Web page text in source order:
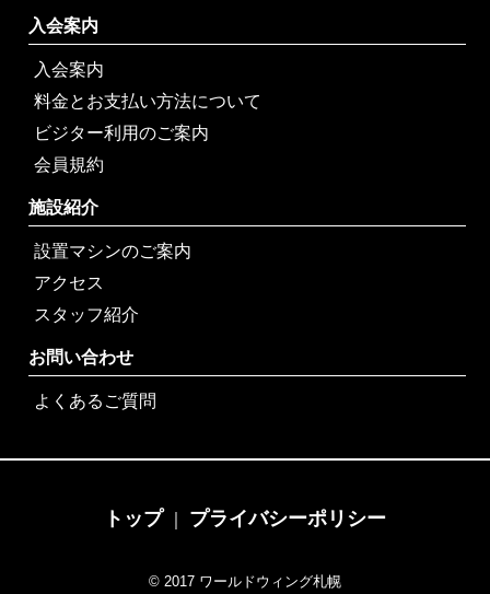
入会案内
入会案内
料金とお支払い方法について
ビジター利用のご案内
会員規約
施設紹介
設置マシンのご案内
アクセス
スタッフ紹介
お問い合わせ
よくあるご質問
トップ｜ プライバシーポリシー
© 2017 ワールドウィング札幌